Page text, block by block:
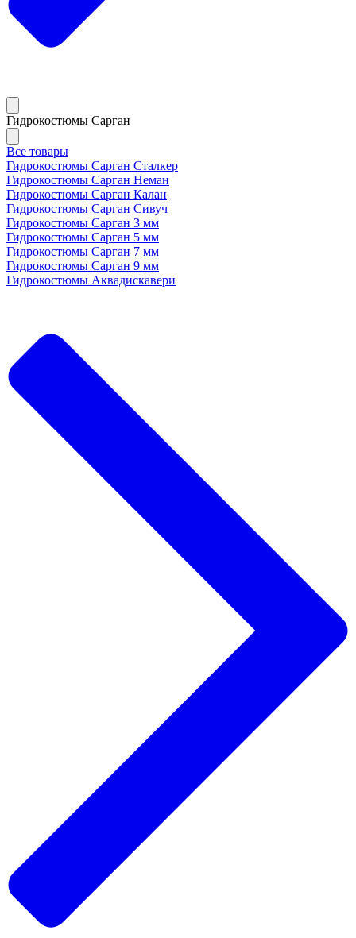
Гидрокостюмы Сарган
Все товары
Гидрокостюмы Сарган Сталкер
Гидрокостюмы Сарган Неман
Гидрокостюмы Сарган Калан
Гидрокостюмы Сарган Сивуч
Гидрокостюмы Сарган 3 мм
Гидрокостюмы Сарган 5 мм
Гидрокостюмы Сарган 7 мм
Гидрокостюмы Сарган 9 мм
Гидрокостюмы Аквадискавери